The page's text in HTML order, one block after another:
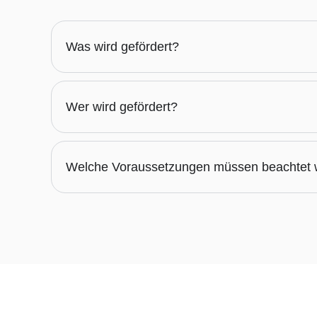
Was wird gefördert?
Wer wird gefördert?
Welche Voraussetzungen müssen beachtet